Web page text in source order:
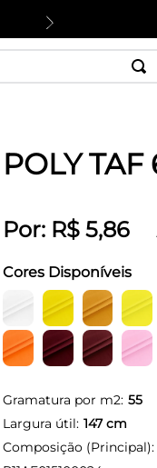
POLY TAF
Por: R$ 5,86
Cores Disponíveis
Gramatura por m2: 55
Largura útil: 147cm
Composição (Principal):